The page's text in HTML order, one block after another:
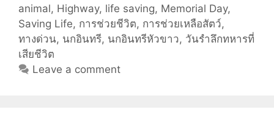
อินท
animal, Highway, life saving, Memorial Day,
Saving Life, การช่วยชีวิต, การช่วยเหลือสัตว์,
ทางด่วน, นกอินทรี, นกอินทรีหัวขาว, วันรำลึกทหารที่
เสียชีวิต
Leave a comment